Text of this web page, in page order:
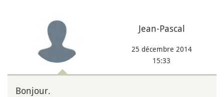
Jean-Pascal
25 décembre 2014
15:33
Bonjour.